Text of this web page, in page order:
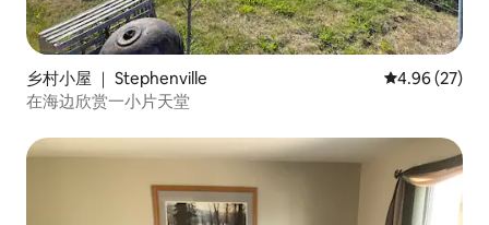
乡村小屋 ｜ Stephenville 平均评分
4.96 (27)
在海边欣赏一小片天堂